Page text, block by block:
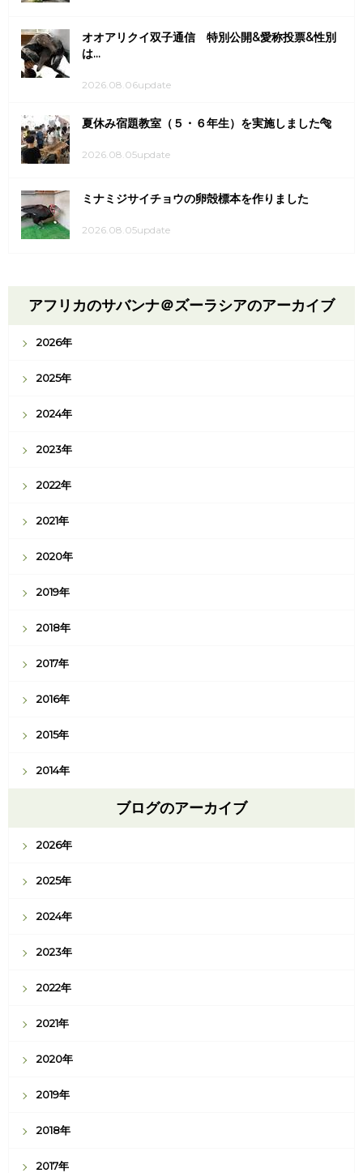
オオアリクイ双子通信 特別公開&愛称投票&性別
は...
2026.08.06update
夏休み宿題教室（５・６年生）を実施しました🐅
2026.08.05update
ミナミジサイチョウの卵殻標本を作りました
2026.08.05update
アフリカのサバンナ＠ズーラシアのアーカイブ
2026年
2025年
2024年
2023年
2022年
2021年
2020年
2019年
2018年
2017年
2016年
2015年
2014年
ブログのアーカイブ
2026年
2025年
2024年
2023年
2022年
2021年
2020年
2019年
2018年
2017年